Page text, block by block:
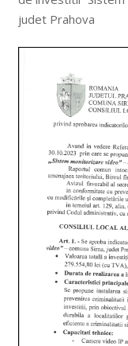
judet Prahova